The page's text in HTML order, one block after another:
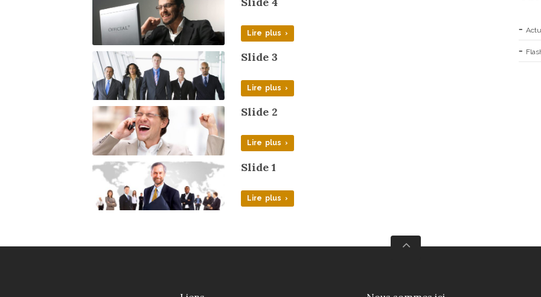
Lire plus ›
Slide 3
Lire plus ›
Slide 2
Lire plus ›
Slide 1
Lire plus ›